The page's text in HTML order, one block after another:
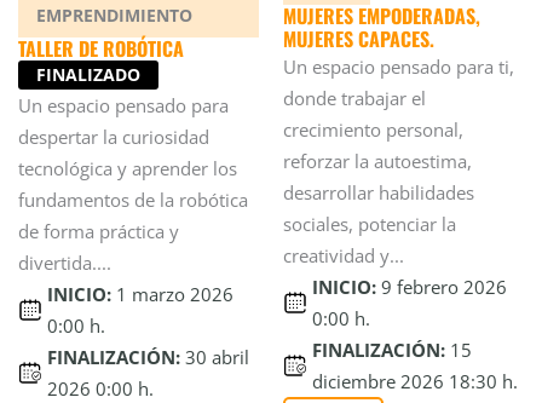
EMPRENDIMIENTO
TALLER DE ROBÓTICA
FINALIZADO
Un espacio pensado para
despertar la curiosidad
tecnológica y aprender los
fundamentos de la robótica
de forma práctica y
divertida....
INICIO: 1 marzo 2026
0:00 h.
FINALIZACIÓN: 30 abril
2026 0:00 h.
MUJERES EMPODERADAS,
MUJERES CAPACES.
Un espacio pensado para ti,
donde trabajar el
crecimiento personal,
reforzar la autoestima,
desarrollar habilidades
sociales, potenciar la
creatividad y...
INICIO: 9 febrero 2026
0:00 h.
FINALIZACIÓN: 15
diciembre 2026 18:30 h.